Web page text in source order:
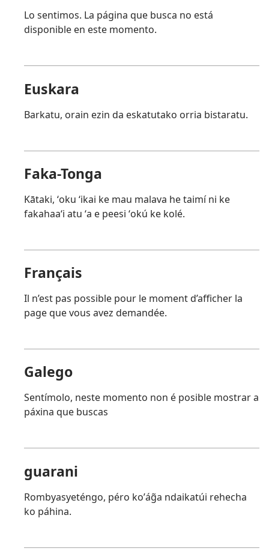
Lo sentimos. La página que busca no está
disponible en este momento.
Euskara
Barkatu, orain ezin da eskatutako orria bistaratu.
Faka-Tonga
Kātaki, ʻoku ʻikai ke mau malava he taimí ni ke
fakahaaʻi atu ʻa e peesi ʻokú ke kolé.
Français
Il n’est pas possible pour le moment d’afficher la
page que vous avez demandée.
Galego
Sentímolo, neste momento non é posible mostrar a
páxina que buscas
guarani
Rombyasyeténgo, péro koʼág̃a ndaikatúi rehecha
ko páhina.